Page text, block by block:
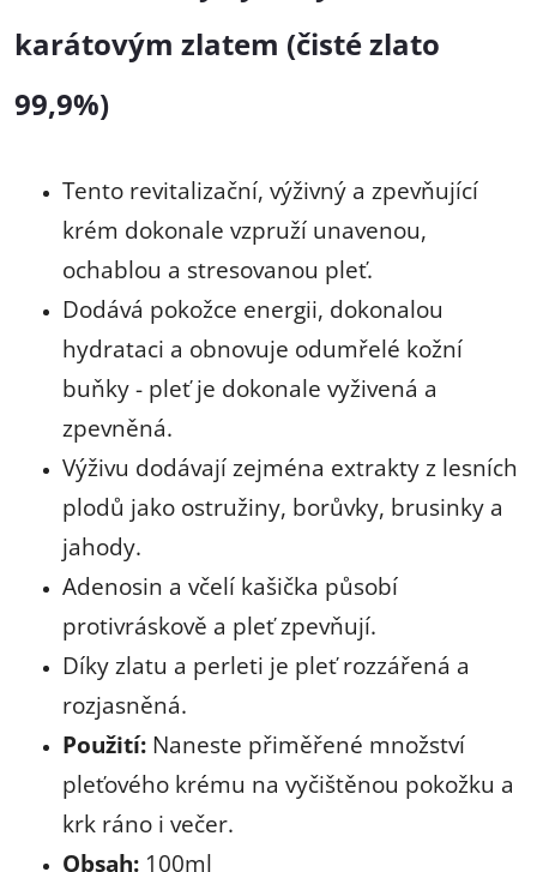
karátovým zlatem (čisté zlato
99,9%)
Tento revitalizační, výživný a zpevňující
krém dokonale vzpruží unavenou,
ochablou a stresovanou pleť.
Dodává pokožce energii, dokonalou
hydrataci a obnovuje odumřelé kožní
buňky - pleť je dokonale vyživená a
zpevněná.
Výživu dodávají zejména extrakty z lesních
plodů jako ostružiny, borůvky, brusinky a
jahody.
Adenosin a včelí kašička působí
protivráskově a pleť zpevňují.
Díky zlatu a perleti je pleť rozzářená a
rozjasněná.
Použití: Naneste přiměřené množství
pleťového krému na vyčištěnou pokožku a
krk ráno i večer.
Obsah: 100ml